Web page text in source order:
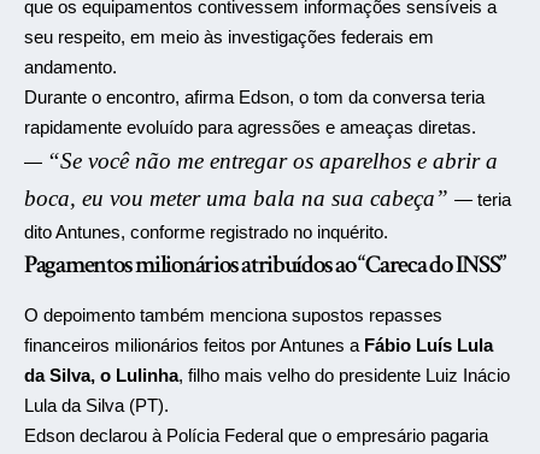
que os equipamentos contivessem informações sensíveis a
seu respeito, em meio às investigações federais em
andamento.
Durante o encontro, afirma Edson, o tom da conversa teria
rapidamente evoluído para agressões e ameaças diretas.
— “Se você não me entregar os aparelhos e abrir a
boca, eu vou meter uma bala na sua cabeça” — teria
dito Antunes, conforme registrado no inquérito.
Pagamentos milionários atribuídos ao “Careca do INSS”
O depoimento também menciona supostos repasses
financeiros milionários feitos por Antunes a Fábio Luís Lula
da Silva, o Lulinha, filho mais velho do presidente Luiz Inácio
Lula da Silva (PT).
Edson declarou à Polícia Federal que o empresário pagaria